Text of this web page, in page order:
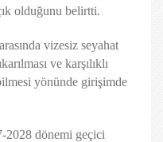
olduğunu belirtti.
vizesiz seyahat
ve karşılıklı
yönünde girişimde
dönemi geçici